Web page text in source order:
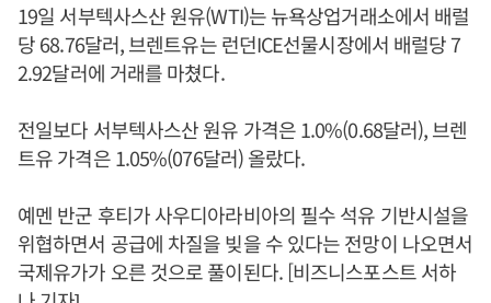
19일 서부텍사스산 원유(WTI)는 뉴욕상업거래소에서 배럴
당 68.76달러, 브렌트유는 런던ICE선물시장에서 배럴당 7
2.92달러에 거래를 마쳤다.
전일보다 서부텍사스산 원유 가격은 1.0%(0.68달러), 브렌
트유 가격은 1.05%(076달러) 올랐다.
예멘 반군 후티가 사우디아라비아의 필수 석유 기반시설을
위협하면서 공급에 차질을 빚을 수 있다는 전망이 나오면서
국제유가가 오른 것으로 풀이된다. [비즈니스포스트 서하